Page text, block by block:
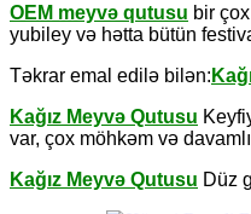
OEM meyvə qutusu bir
yubiley və hətta bütün
Təkrar emal edilə bilən:
Kağız Meyvə Qutusu
var, çox möhkəm və
Kağız Meyvə Qutusu Düz